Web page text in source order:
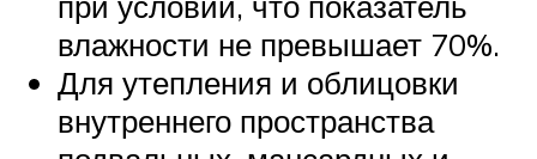
влажности не превышает 70%.
Для утепления и облицовки
внутреннего пространства